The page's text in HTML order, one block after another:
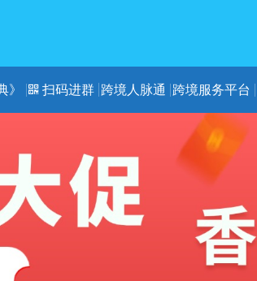
》 扫码进群 跨境人脉通 跨境服务平台